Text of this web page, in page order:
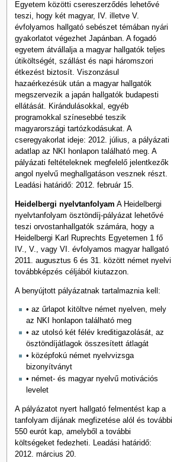
Egyetem közötti csereszerződés lehetővé
teszi, hogy két magyar, IV. illetve V.
évfolyamos hallgató sebészet témában nyári
gyakorlatot végezhet Japánban. A fogadó
egyetem átvállalja a magyar hallgatók teljes
útiköltségét, szállást és napi háromszori
étkezést biztosít. Viszonzásul
hazaérkezésük után a magyar hallgatók
megszervezik a japán hallgatók budapesti
ellátását. Kirándulásokkal, egyéb
programokkal színesebbé teszik
magyarországi tartózkodásukat. A
cseregyakorlat ideje: 2012. július, a pályázati
adatlap az NKI honlapon található meg. A
pályázati feltételeknek megfelelő jelentkezők
angol nyelvű meghallgatáson vesznek részt.
Leadási határidő: 2012. február 15.
Heidelbergi nyelvtanfolyam A Heidelbergi
nyelvtanfolyam ösztöndíj-pályázat lehetővé
teszi orvostanhallgatók számára, hogy a
Heidelbergi Karl Ruprechts Egyetemen 1 fő
IV., V., vagy VI. évfolyamos magyar hallgató
2011. augusztus 6 és 31. között német nyelvi
továbbképzés céljából kiutazzon.
A benyújtott pályázatnak tartalmaznia kell:
• az űrlapot kitöltve német nyelven, mely
az NKI honlapon található meg
• az utolsó két félév kreditigazolását, az
ösztöndíjátlagok összesített átlagát
• középfokú német nyelvvizsga
bizonyítványt
• német- és magyar nyelvű motivációs
levelet
A pályázatot nyert hallgató felmentést kap a
tanfolyam díjának megfizetése alól és további
550 eurót kap, amelyből a további
költségeket fedezheti. Leadási határidő:
2012. március 20.